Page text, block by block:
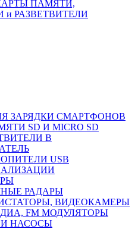
ПАМЯТИ,
РАЗВЕТВИТЕЛИ
ЗАРЯДКИ СМАРТФОНОВ
SD И MICRO SD
В
USB
РАДАРЫ
ВИДЕОКАМЕРЫ
FM МОДУЛЯТОРЫ
НАСОСЫ